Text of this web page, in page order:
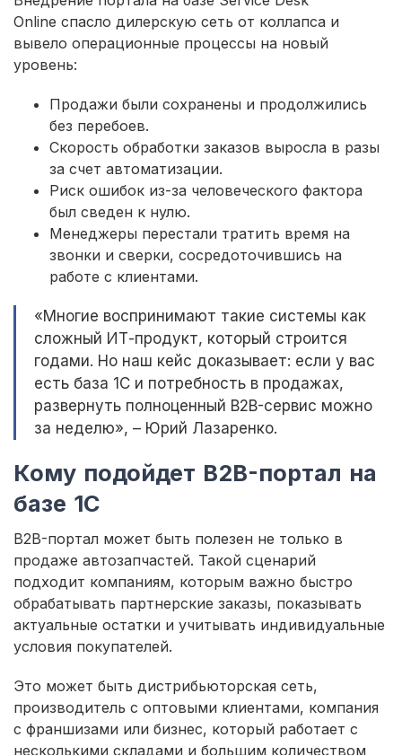
Online спасло дилерскую сеть от коллапса и
вывело операционные процессы на новый
уровень:
Продажи были сохранены и продолжились
без перебоев.
Скорость обработки заказов выросла в разы
за счет автоматизации.
Риск ошибок из-за человеческого фактора
был сведен к нулю.
Менеджеры перестали тратить время на
звонки и сверки, сосредоточившись на
работе с клиентами.
«Многие воспринимают такие системы как
сложный ИТ-продукт, который строится
годами. Но наш кейс доказывает: если у вас
есть база 1С и потребность в продажах,
развернуть полноценный B2B-сервис можно
за неделю», – Юрий Лазаренко.
Кому подойдет B2B-портал на
базе 1С
B2B-портал может быть полезен не только в
продаже автозапчастей. Такой сценарий
подходит компаниям, которым важно быстро
обрабатывать партнерские заказы, показывать
актуальные остатки и учитывать индивидуальные
условия покупателей.
Это может быть дистрибьюторская сеть,
производитель с оптовыми клиентами, компания
с франшизами или бизнес, который работает с
несколькими складами и большим количеством